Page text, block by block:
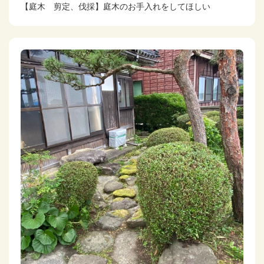
【庭木 剪定、伐採】庭木のお手入れをしてほしい